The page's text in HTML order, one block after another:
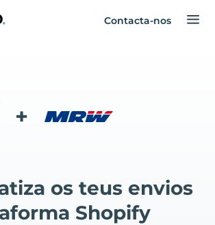
Contacta-nos
+
os teus envios
Shopify